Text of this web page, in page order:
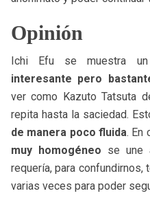
Opinión
Ichi Efu se muestra
interesante pero
ver como Kazuto Tatsuta
repita hasta la saciedad.
de manera poco fluida. En
muy homogéneo se une
requería, para confundirnos,
varias veces para poder